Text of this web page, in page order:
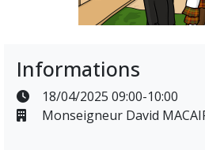
Informations
18/04/2025 09:00-10:00
Monseigneur David